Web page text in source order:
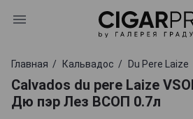
Главная Кальвадос Du Pere Laize
Calvados du pere Laize
Дю пэр Лез ВСОП 0.7л